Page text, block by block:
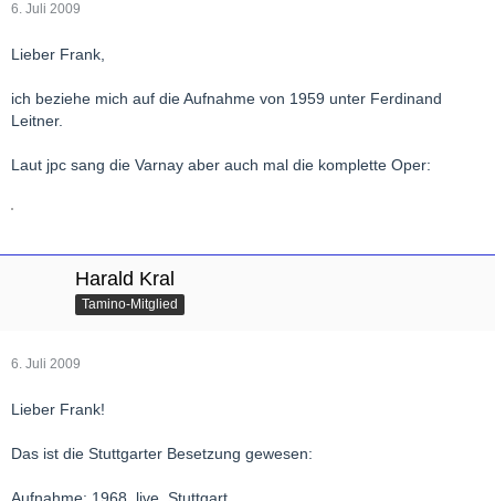
6. Juli 2009
Lieber Frank,
ich beziehe mich auf die Aufnahme von 1959 unter Ferdinand
Leitner.
Laut jpc sang die Varnay aber auch mal die komplette Oper:
Harald Kral
Tamino-Mitglied
6. Juli 2009
Lieber Frank!
Das ist die Stuttgarter Besetzung gewesen:
Aufnahme: 1968, live, Stuttgart